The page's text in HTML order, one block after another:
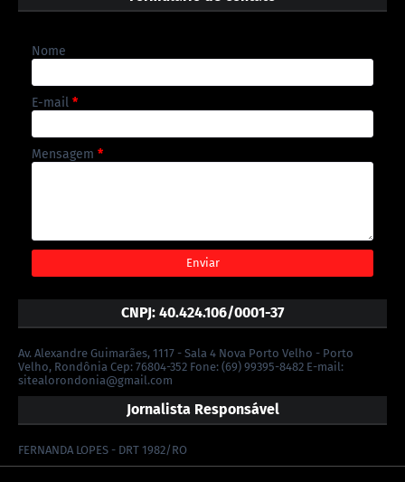
Nome
E-mail *
Mensagem *
CNPJ: 40.424.106/0001-37
Av. Alexandre Guimarães, 1117 - Sala 4 Nova Porto Velho - Porto
Velho, Rondônia Cep: 76804-352 Fone: (69) 99395-8482 E-mail:
sitealorondonia@gmail.com
Jornalista Responsável
FERNANDA LOPES - DRT 1982/RO